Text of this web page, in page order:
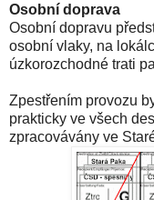
Osobní doprava
Osobní dopravu
osobní vlaky, na
úzkorozchodné trati
Zpestřením provozu
prakticky ve všech
zpracovávány ve